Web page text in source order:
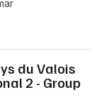
du Valois
2 - Group